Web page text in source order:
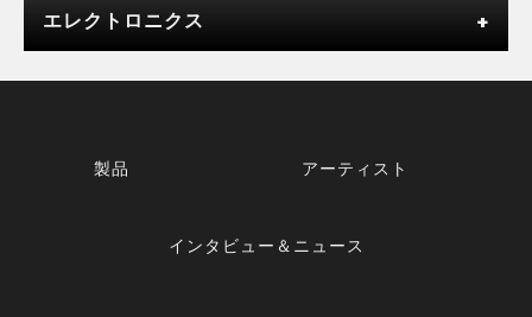
エレクトロニクス
製品 アーティスト
インタビュー＆ニュース